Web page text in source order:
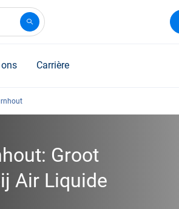
ons Carrière
Groot
Air Liquide